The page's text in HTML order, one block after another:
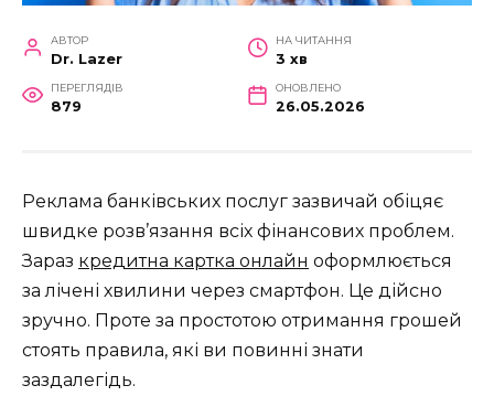
АВТОР
Dr. Lazer
НА ЧИТАННЯ
3 хв
ПЕРЕГЛЯДІВ
879
ОНОВЛЕНО
26.05.2026
Реклама банківських послуг зазвичай обіцяє
швидке розв’язання всіх фінансових проблем.
Зараз кредитна картка онлайн оформлюється
за лічені хвилини через смартфон. Це дійсно
зручно. Проте за простотою отримання грошей
стоять правила, які ви повинні знати
заздалегідь.